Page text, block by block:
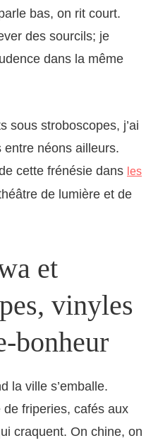
bas, on rit court.
des sourcils; je
dans la même
sous stroboscopes, j’ai
entre néons ailleurs.
cette frénésie dans les
de lumière et de
et
vinyles
bonheur
la ville s’emballe.
de friperies, cafés aux
craquent. On chine, on